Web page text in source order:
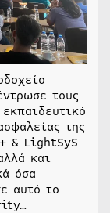
τους
της
& LightSyS
και
όσα
αυτό το